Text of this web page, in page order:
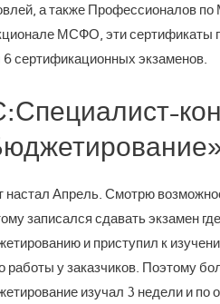
а также Профессионалов
МСФО, эти сертификаты
6 сертификационных экзаменов.
настал Апрель. Смотрю
записался сдавать экзамен
и приступил к
работы у заказчиков. Поэтому
изучал 3 недели и по